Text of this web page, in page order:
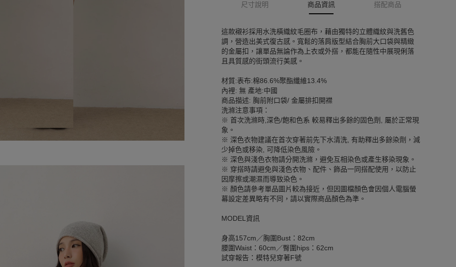
尺寸說明 商品資訊 搭配商品
這款襯衫採用水洗橫織紋毛圈布，藉由獨特的立體織紋與洗舊色
調，營造出美式復古感。寬鬆的落肩版型結合胸前大口袋與精緻
的金屬扣，讓單品無論作為上衣或外搭，都能在隨性中展現俐落
且具質感的街頭流行美感。
材質:表布:棉86.6%聚酯纖維13.4%
內裡: 無 產地:中國
商品描述: 胸前附口袋/ 金屬排扣開襟
洗滌注意事項：
※ 首次洗滌時,深色/飽和色系 較易釋出多餘的固色劑, 屬於正常現
象。
※ 深色衣物建議在首次穿著前先下水清洗, 有助釋出多餘染劑，減
少掉色或移染, 可降低染色風險。
※ 深色與淺色衣物請分開洗滌，避免互相染色或產生移染現象。
※ 穿搭時請避免與淺色衣物、配件、飾品一同搭配使用，以防止
因摩擦或潮濕而導致染色。
※ 顏色請參考單品圖片較為接近，但因圖檔顏色會因個人電腦螢
幕設定差異略有不同，請以實際商品顏色為準。
MODEL資訊
身高157cm／胸圍Bust：82cm
腰圍Waist：60cm／臀圍hips：62cm
試穿報告：模特兒穿著F號